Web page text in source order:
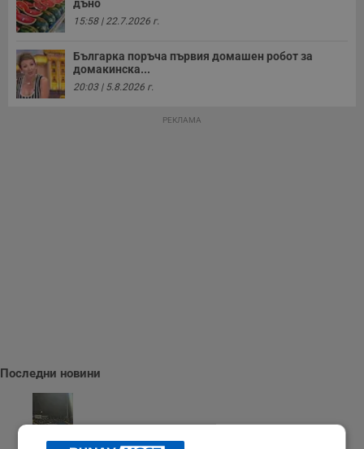
дъно
15:58 | 22.7.2026 г.
Българка поръча първия домашен робот за
домакинска...
20:03 | 5.8.2026 г.
РЕКЛАМА
Последни новини